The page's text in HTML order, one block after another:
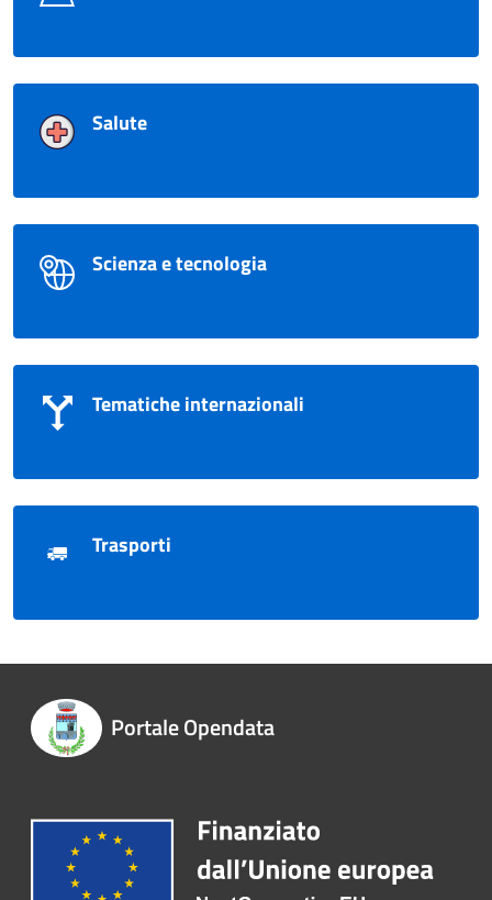
Salute
Scienza e tecnologia
Tematiche internazionali
Trasporti
Portale Opendata